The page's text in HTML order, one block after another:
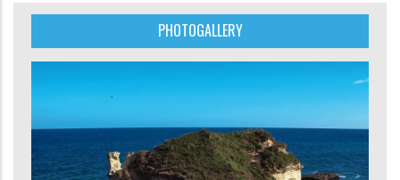
PHOTOGALLERY